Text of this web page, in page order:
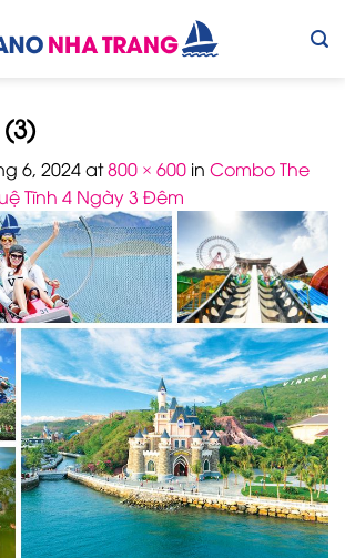
6, 2024at800 × 600 in Combo The
Tĩnh 4 Ngày 3 Đêm